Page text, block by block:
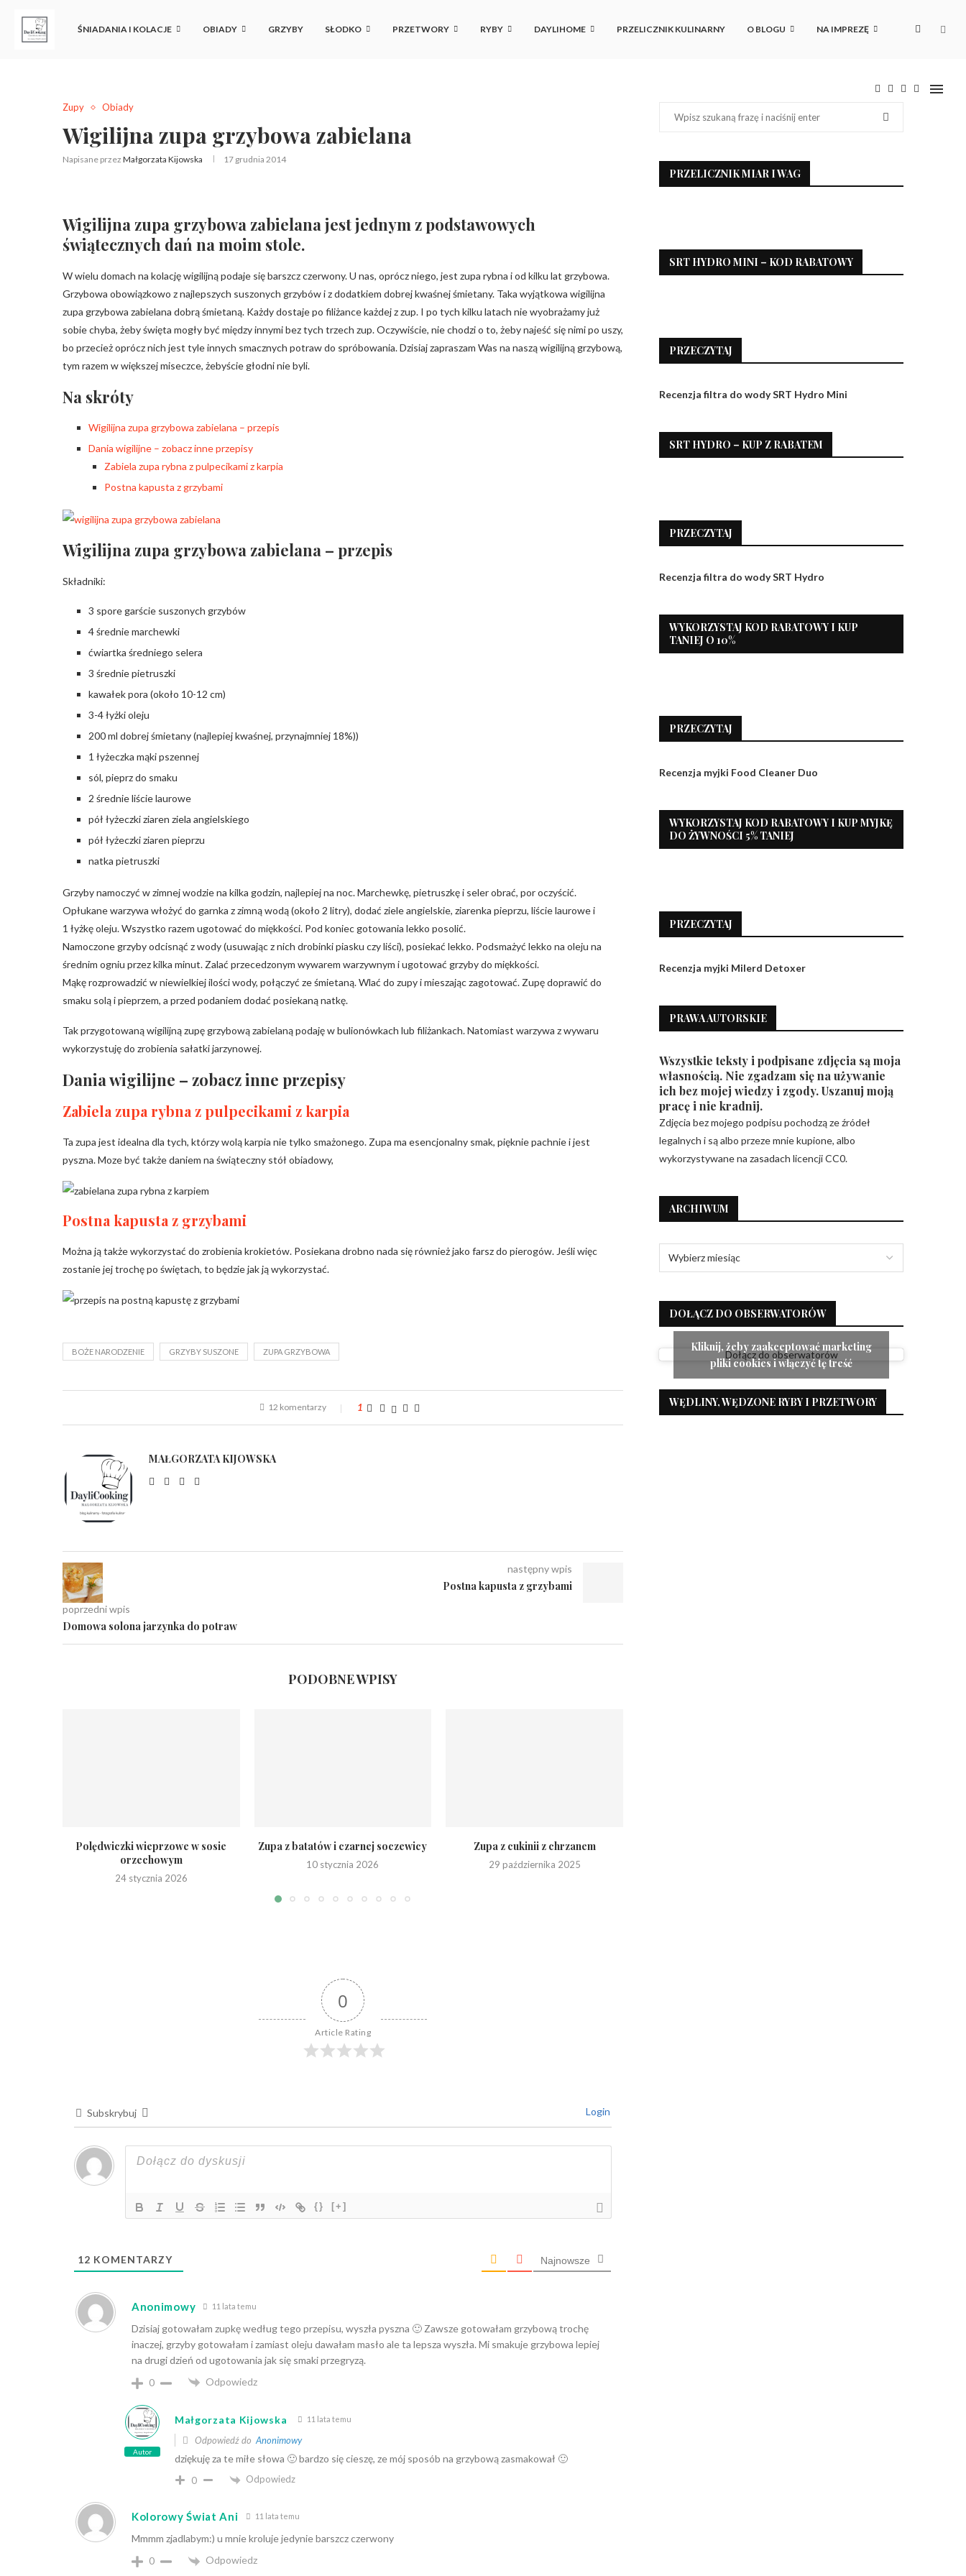
ŚNIADANIA I KOLACJE OBIADY GRZYBY SŁODKO PRZETWORY RYBY DAYLIHOME PRZELICZNIK KULINARNY O BLOGU NA IMPREZĘ
Zupy Obiady
Wigilijna zupa grzybowa zabielana
Napisane przez Małgorzata Kijowska 17 grudnia 2014
Wigilijna zupa grzybowa zabielana jest jednym z podstawowych
świątecznych dań na moim stole.
W wielu domach na kolację wigilijną podaje się barszcz czerwony. U nas, oprócz niego, jest zupa rybna i od kilku lat grzybowa.
Grzybowa obowiązkowo z najlepszych suszonych grzybów i z dodatkiem dobrej kwaśnej śmietany. Taka wyjątkowa wigilijna
zupa grzybowa zabielana dobrą śmietaną. Każdy dostaje po filiżance każdej z zup. I po tych kilku latach nie wyobrażamy już
sobie chyba, żeby święta mogły być między innymi bez tych trzech zup. Oczywiście, nie chodzi o to, żeby najeść się nimi po uszy,
bo przecież oprócz nich jest tyle innych smacznych potraw do spróbowania. Dzisiaj zapraszam Was na naszą wigilijną grzybową,
tym razem w większej miseczce, żebyście głodni nie byli.
Na skróty
Wigilijna zupa grzybowa zabielana – przepis
Dania wigilijne – zobacz inne przepisy
Zabiela zupa rybna z pulpecikami z karpia
Postna kapusta z grzybami
Wigilijna zupa grzybowa zabielana – przepis
Składniki:
3 spore garście suszonych grzybów
4 średnie marchewki
ćwiartka średniego selera
3 średnie pietruszki
kawałek pora (około 10-12 cm)
3-4 łyżki oleju
200 ml dobrej śmietany (najlepiej kwaśnej, przynajmniej 18%))
1 łyżeczka mąki pszennej
sól, pieprz do smaku
2 średnie liście laurowe
pół łyżeczki ziaren ziela angielskiego
pół łyżeczki ziaren pieprzu
natka pietruszki
Grzyby namoczyć w zimnej wodzie na kilka godzin, najlepiej na noc. Marchewkę, pietruszkę i seler obrać, por oczyścić.
Opłukane warzywa włożyć do garnka z zimną wodą (około 2 litry), dodać ziele angielskie, ziarenka pieprzu, liście laurowe i
1 łyżkę oleju. Wszystko razem ugotować do miękkości. Pod koniec gotowania lekko posolić.
Namoczone grzyby odcisnąć z wody (usuwając z nich drobinki piasku czy liści), posiekać lekko. Podsmażyć lekko na oleju na
średnim ogniu przez kilka minut. Zalać przecedzonym wywarem warzywnym i ugotować grzyby do miękkości.
Mąkę rozprowadzić w niewielkiej ilości wody, połączyć ze śmietaną. Wlać do zupy i mieszając zagotować. Zupę doprawić do
smaku solą i pieprzem, a przed podaniem dodać posiekaną natkę.
Tak przygotowaną wigilijną zupę grzybową zabielaną podaję w bulionówkach lub filiżankach. Natomiast warzywa z wywaru
wykorzystuję do zrobienia sałatki jarzynowej.
Dania wigilijne – zobacz inne przepisy
Zabiela zupa rybna z pulpecikami z karpia
Ta zupa jest idealna dla tych, którzy wolą karpia nie tylko smażonego. Zupa ma esencjonalny smak, pięknie pachnie i jest
pyszna. Moze być także daniem na świąteczny stół obiadowy,
Postna kapusta z grzybami
Można ją także wykorzystać do zrobienia krokietów. Posiekana drobno nada się również jako farsz do pierogów. Jeśli więc
zostanie jej trochę po świętach, to będzie jak ją wykorzystać.
BOŻE NARODZENIE GRZYBY SUSZONE ZUPA GRZYBOWA
12 komentarzy 1
MAŁGORZATA KIJOWSKA
poprzedni wpis
Domowa solona jarzynka do potraw
następny wpis
Postna kapusta z grzybami
PODOBNE WPISY
Polędwiczki wieprzowe w sosie
orzechowym
24 stycznia 2026
Zupa z batatów i czarnej soczewicy
10 stycznia 2026
Zupa z cukinii z chrzanem
29 października 2025
0
Article Rating
Subskrybuj Login
{} [+]
12 KOMENTARZY Najnowsze
Anonimowy 11 lata temu
Dzisiaj gotowałam zupkę według tego przepisu, wyszła pyszna 🙂 Zawsze gotowałam grzybową trochę
inaczej, grzyby gotowałam i zamiast oleju dawałam masło ale ta lepsza wyszła. Mi smakuje grzybowa lepiej
na drugi dzień od ugotowania jak się smaki przegryzą.
0
Odpowiedz
Autor
Małgorzata Kijowska 11 lata temu
Odpowiedź doAnonimowy
dziękuję za te miłe słowa 🙂 bardzo się cieszę, ze mój sposób na grzybową zasmakował 🙂
0 Odpowiedz
Kolorowy Świat Ani 11 lata temu
Mmmm zjadlabym:) u mnie kroluje jedynie barszcz czerwony
0
Odpowiedz
PRZELICZNIK MIAR I WAG
SRT HYDRO MINI – KOD RABATOWY
PRZECZYTAJ
Recenzja filtra do wody SRT Hydro Mini
SRT HYDRO – KUP Z RABATEM
PRZECZYTAJ
Recenzja filtra do wody SRT Hydro
WYKORZYSTAJ KOD RABATOWY I KUP
TANIEJ O 10%
PRZECZYTAJ
Recenzja myjki Food Cleaner Duo
WYKORZYSTAJ KOD RABATOWY I KUP MYJKĘ
DO ŻYWNOŚCI 5% TANIEJ
PRZECZYTAJ
Recenzja myjki Milerd Detoxer
PRAWA AUTORSKIE
Wszystkie teksty i podpisane zdjęcia są moja
własnością. Nie zgadzam się na używanie
ich bez mojej wiedzy i zgody. Uszanuj moją
pracę i nie kradnij.
Zdjęcia bez mojego podpisu pochodzą ze źródeł
legalnych i są albo przeze mnie kupione, albo
wykorzystywane na zasadach licencji CC0.
ARCHIWUM
DOŁĄCZ DO OBSERWATORÓW
Dołącz do obserwatorów
Kliknij, żeby zaakceptować marketing
pliki cookies i włączyć tę treść
WĘDLINY, WĘDZONE RYBY I PRZETWORY